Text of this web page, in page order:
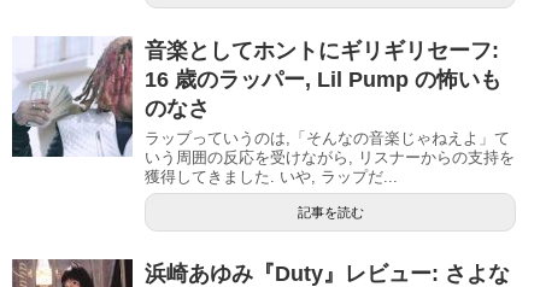
音楽としてホントにギリギリセーフ:
16 歳のラッパー, Lil Pump の怖いも
のなさ
ラップっていうのは,「そんなの音楽じゃねえよ」て
いう周囲の反応を受けながら, リスナーからの支持を
獲得してきました. いや, ラップだ...
記事を読む
浜崎あゆみ『Duty』レビュー: さよな